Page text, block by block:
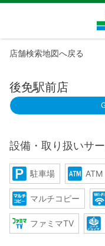
店舗検索地図へ戻る
後免駅前店
設備・取り扱いサ
駐車場 ATM
マルチコピー
ファミマTV